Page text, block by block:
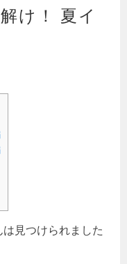
け！ 夏イ
見つけられました